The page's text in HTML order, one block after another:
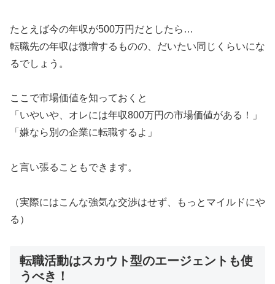
たとえば今の年収が500万円だとしたら…
転職先の年収は微増するものの、だいたい同じくらいにな
るでしょう。
ここで市場価値を知っておくと
「いやいや、オレには年収800万円の市場価値がある！」
「嫌なら別の企業に転職するよ」
と言い張ることもできます。
（実際にはこんな強気な交渉はせず、もっとマイルドにや
る）
転職活動はスカウト型のエージェントも使
うべき！